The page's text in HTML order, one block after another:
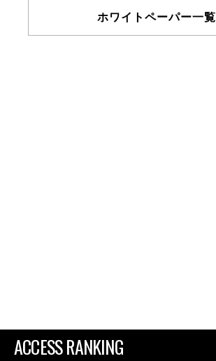
ホワイトペーパー一覧
ACCESS RANKING